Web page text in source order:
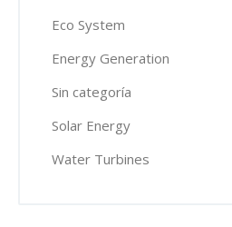
Eco System
Energy Generation
Sin categoría
Solar Energy
Water Turbines